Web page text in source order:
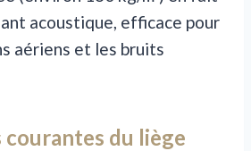
acoustique, efficace pour
aériens et les bruits
du liège